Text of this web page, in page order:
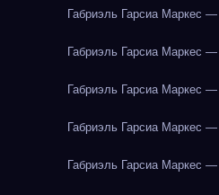
Габриэль Гарсиа Маркес
Габриэль Гарсиа Маркес
Габриэль Гарсиа Маркес
Габриэль Гарсиа Маркес
Габриэль Гарсиа Маркес